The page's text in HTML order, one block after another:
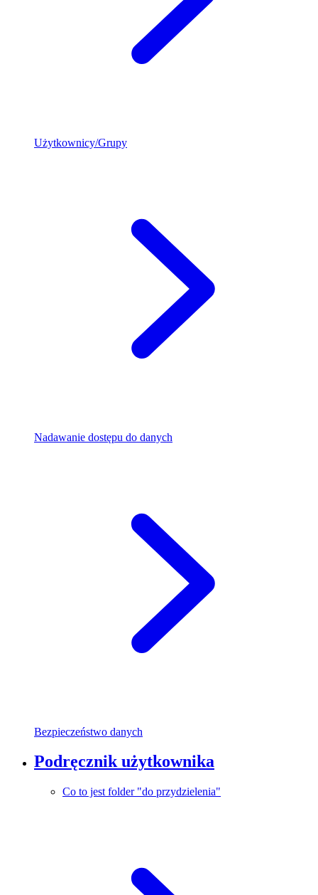
Użytkownicy/Grupy
Nadawanie dostępu do danych
Bezpieczeństwo danych
Podręcznik użytkownika
Co to jest folder "do przydzielenia"